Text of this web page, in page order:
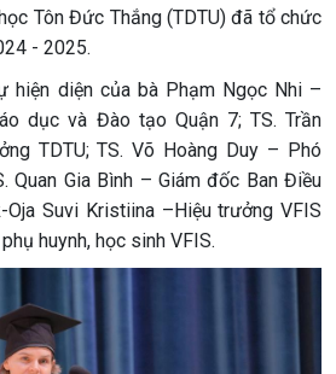
Tôn Đức Thắng (TDTU) đã tổ chức
- 2025.
hiện diện của bà Phạm Ngọc Nhi –
dục và Đào tạo Quận 7; TS. Trần
TDTU; TS. Võ Hoàng Duy – Phó
Quan Gia Bình – Giám đốc Ban Điều
Oja Suvi Kristiina –Hiệu trưởng VFIS
huynh, học sinh VFIS.